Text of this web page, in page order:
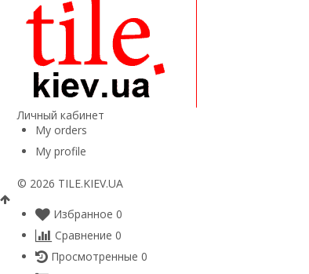
Личный кабинет
My orders
My profile
© 2026 TILE.KIEV.UA
Избранное 0
Сравнение 0
Просмотренные 0